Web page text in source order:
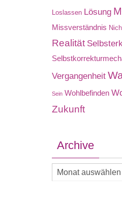
Loslassen Lösung
Missverständnis
Realität
Vergangenheit
Sein Wohlbefinden
Zukunft
Archive
Archive